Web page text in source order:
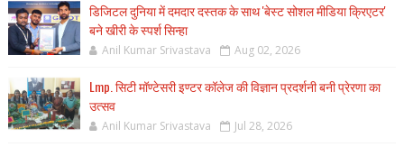
डिजिटल दुनिया में दमदार दस्तक के साथ 'बेस्ट सोशल मीडिया क्रिएटर'
बने खीरी के स्पर्श सिन्हा
Anil Kumar Srivastava Aug 02, 2026
Lmp. सिटी मॉण्टेसरी इण्टर कॉलेज की विज्ञान प्रदर्शनी बनी प्रेरणा का
उत्सव
Anil Kumar Srivastava Jul 28, 2026